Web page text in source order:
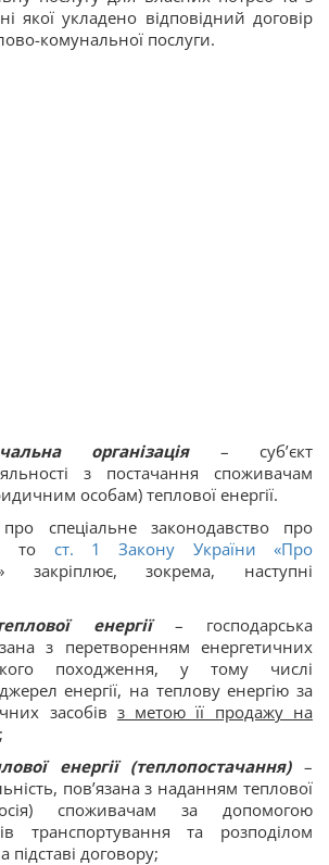
якої укладено відповідний договір
комунальної послуги.
організація– суб’єкт
з постачання споживачам
особам) теплової енергії.
спеціальне законодавство про
то ст. 1 Закону України «Про
закріплює, зокрема, наступні
енергії– господарська
з перетворенням енергетичних
походження, у тому числі
енергії, на теплову енергію за
засобів з метою її продажу на
;
енергії (теплопостачання) –
пов’язана з наданням теплової
споживачам за допомогою
транспортування та розподілом
підставі договору;